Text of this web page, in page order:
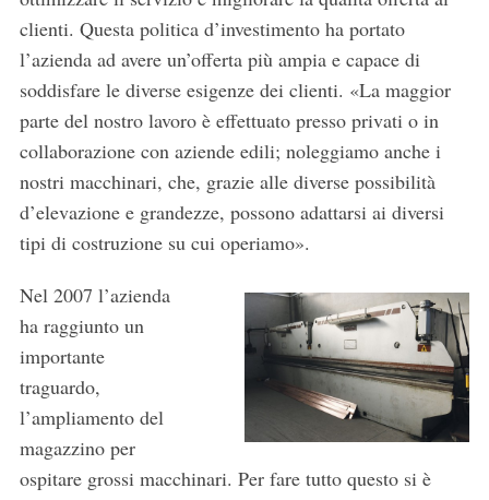
clienti. Questa politica d’investimento ha portato
l’azienda ad avere un’offerta più ampia e capace di
soddisfare le diverse esigenze dei clienti. «La maggior
parte del nostro lavoro è effettuato presso privati o in
collaborazione con aziende edili; noleggiamo anche i
nostri macchinari, che, grazie alle diverse possibilità
d’elevazione e grandezze, possono adattarsi ai diversi
tipi di costruzione su cui operiamo».
Nel 2007 l’azienda
ha raggiunto un
importante
traguardo,
l’ampliamento del
magazzino per
ospitare grossi macchinari. Per fare tutto questo si è